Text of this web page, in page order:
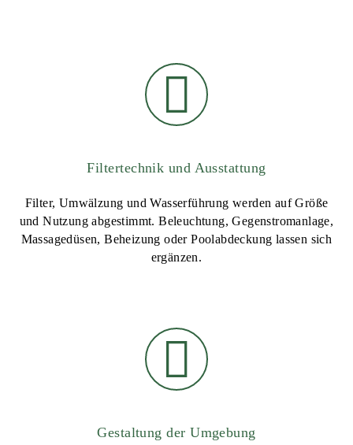
Filtertechnik und Ausstattung
Filter, Umwälzung und Wasserführung werden auf Größe
und Nutzung abgestimmt. Beleuchtung, Gegenstromanlage,
Massagedüsen, Beheizung oder Poolabdeckung lassen sich
ergänzen.
Gestaltung der Umgebung